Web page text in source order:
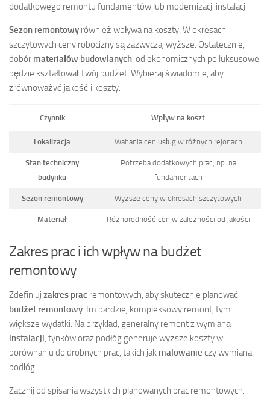
dodatkowego remontu fundamentów lub modernizacji instalacji.
Sezon remontowy również wpływa na koszty. W okresach
szczytowych ceny robocizny są zazwyczaj wyższe. Ostatecznie,
dobór materiałów budowlanych , od ekonomicznych po luksusowe,
będzie kształtował Twój budżet. Wybieraj świadomie, aby
zrównoważyć jakość i koszty.
Czynnik Wpływ na koszt
Lokalizacja Wahania cen usług w różnych rejonach
Stan techniczny
budynku
Potrzeba dodatkowych prac, np. na
fundamentach
Sezon remontowy Wyższe ceny w okresach szczytowych
Materiał Różnorodność cen w zależności od jakości
Zakres prac i ich wpływ na budżet
remontowy
Zdefiniuj zakres prac remontowych, aby skutecznie planować
budżet remontowy. Im bardziej kompleksowy remont, tym
większe wydatki. Na przykład, generalny remont z wymianą
instalacji, tynków oraz podłóg generuje wyższe koszty w
porównaniu do drobnych prac, takich jak malowanie czy wymiana
podłóg.
Zacznij od spisania wszystkich planowanych prac remontowych.